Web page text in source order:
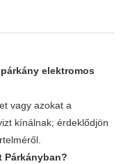
párkány elektromos
vagy azokat a
kínálnak; érdeklődjön
Párkányban?